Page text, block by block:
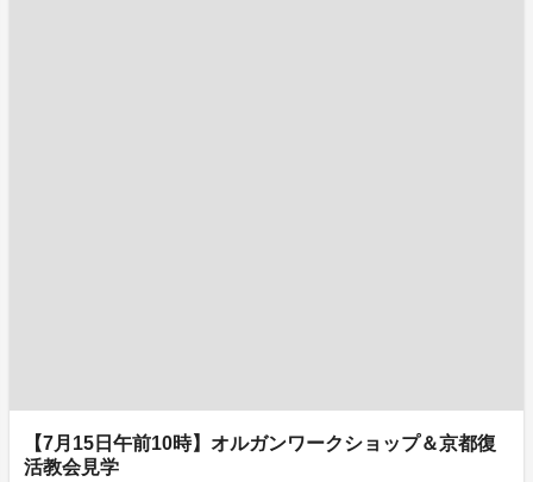
【7月15日午前10時】オルガンワークショップ＆京都復
活教会見学